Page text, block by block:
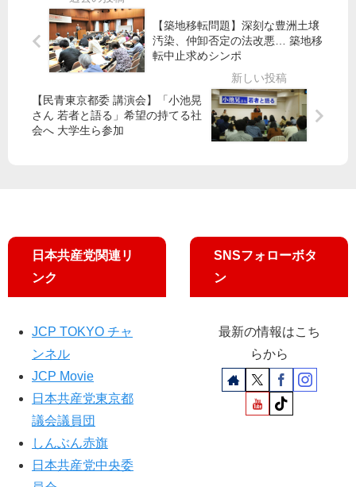
、
山
添
拓
員
／
」
つ
ど
文
京
区
が
る
空
被
害
候
補
策
リ
ー
【築地移転問題】深刻な豊洲土壌
汚染、仲卸否定の法改悪… 築地移
転中止求めシンポ
【民青東京都委 講演会】「小池晃
さん 若者と語る」希望の持てる社
会へ 大学生ら参加
日本共産党関連リ
ンク
JCP TOKYO チャ
ンネル
JCP Movie
日本共産党東京都
議会議員団
しんぶん赤旗
日本共産党中央委
SNSフォローボタ
ン
最新の情報はこち
らから